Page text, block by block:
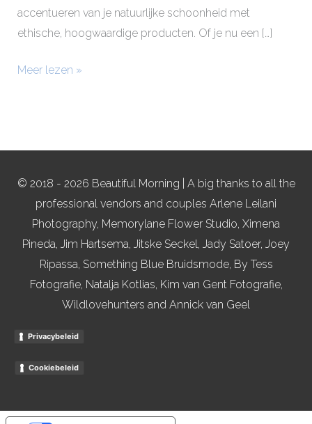
accentueren van je natuurlijke schoonheid met
ethische, hoogwaardige producten. Of je nu een […]
Meer lezen »
© 2018 - 2026 Beautiful Morning | A big thanks to all the
professional vendors and couples Arlene Leilani
Photography, Memorylane Flower Studio, Ximena
Pineda, Jim Hartsema, Jitske Seckel, Jady Satoer, Joey
Ripassa, Something Blue Bruidsmode, By Tess
Fotografie, Natalja Kotlias, Kim van Gent Fotografie,
Wildlovehunters and Annick van Geel
Privacybeleid
Cookiebeleid